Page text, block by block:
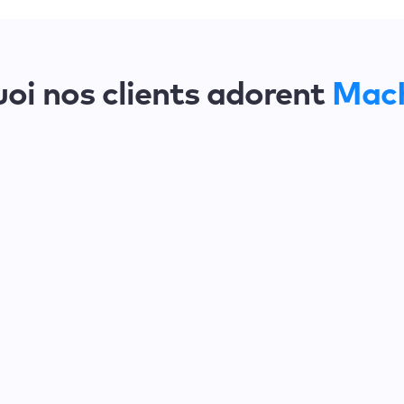
nos clients adorent